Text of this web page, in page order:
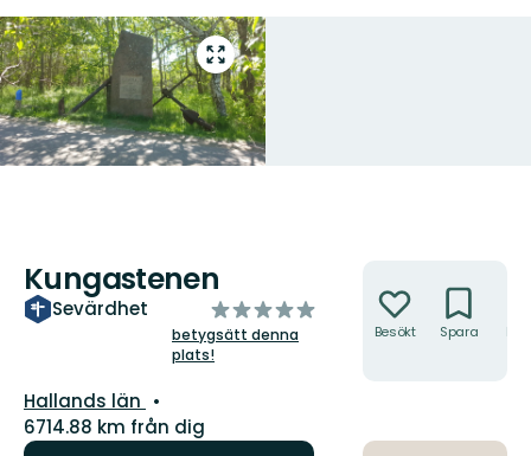
Gå
till
helskärmsläge
Kungastenen
Sevärdhet
av
5
stjärnor
betygsätt denna
plats!
Län:
Hallands län
6714.88 km från dig
Besökt Spara